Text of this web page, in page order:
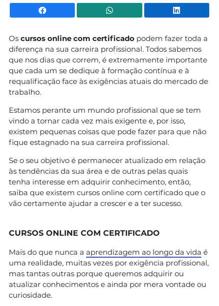
Facebook WhatsApp
Os cursos online com certificado podem fazer toda a
diferença na sua carreira profissional. Todos sabemos
que nos dias que correm, é extremamente importante
que cada um se dedique à formação contínua e à
requalificação face às exigências atuais do mercado de
trabalho.
Estamos perante um mundo profissional que se tem
vindo a tornar cada vez mais exigente e, por isso,
existem pequenas coisas que pode fazer para que não
fique estagnado na sua carreira profissional.
Se o seu objetivo é permanecer atualizado em relação
às tendências da sua área e de outras pelas quais
tenha interesse em adquirir conhecimento, então,
saiba que existem cursos online com certificado que o
vão certamente ajudar a crescer e a ter sucesso.
CURSOS ONLINE COM CERTIFICADO
Mais do que nunca a aprendizagem ao longo da vida é
uma realidade, muitas vezes por exigência profissional,
mas tantas outras porque queremos adquirir ou
atualizar conhecimentos e ainda por mera vontade ou
curiosidade.